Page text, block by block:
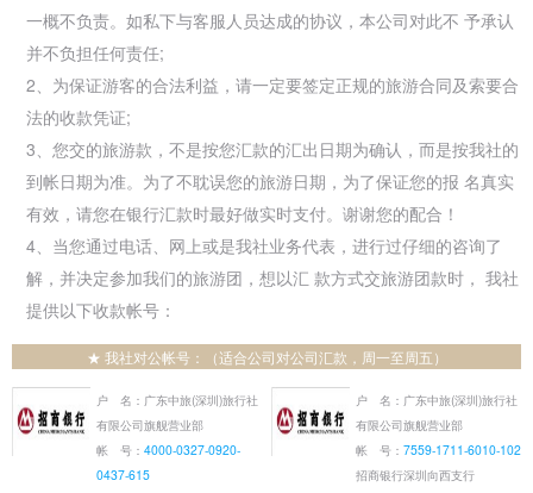
一概不负责。如私下与客服人员达成的协议，本公司对此不 予承认
并不负担任何责任;
2、为保证游客的合法利益，请一定要签定正规的旅游合同及索要合
法的收款凭证;
3、您交的旅游款，不是按您汇款的汇出日期为确认，而是按我社的
到帐日期为准。为了不耽误您的旅游日期，为了保证您的报 名真实
有效，请您在银行汇款时最好做实时支付。谢谢您的配合！
4、当您通过电话、网上或是我社业务代表，进行过仔细的咨询了
解，并决定参加我们的旅游团，想以汇 款方式交旅游团款时， 我社
提供以下收款帐号：
★ 我社对公帐号：（适合公司对公司汇款，周一至周五）
户 名：广东中旅(深圳)旅行社
有限公司旗舰营业部
帐 号： 4000-0327-0920-
0437-615
户 名：广东中旅(深圳)旅行社
有限公司旗舰营业部
帐 号： 7559-1711-6010-102
招商银行深圳向西支行